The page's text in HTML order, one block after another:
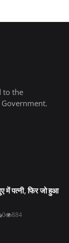
to the
में पत्नी, फिर जो हुआ
0 884